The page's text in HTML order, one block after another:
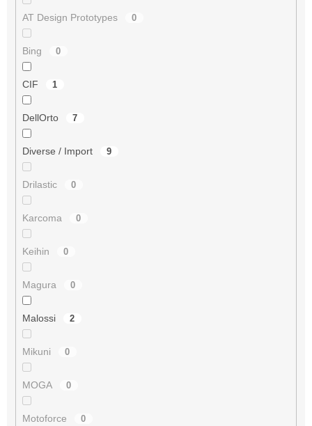
AT Design Prototypes 0
Bing 0
CIF 1
DellOrto 7
Diverse / Import 9
Drilastic 0
Karcoma 0
Keihin 0
Magura 0
Malossi 2
Mikuni 0
MOGA 0
Motoforce 0